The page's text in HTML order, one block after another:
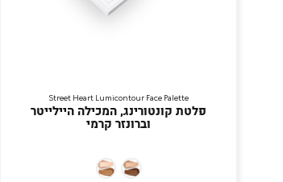
Street Heart Lumicontour Face Palette
פלטת קונטורינג, המכילה היילייטר
וברונזר קרמי
02
01